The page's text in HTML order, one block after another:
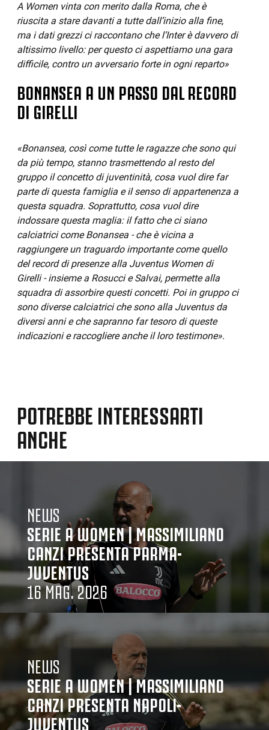
A Women vinta con merito dalla Roma, che è
riuscita a stare davanti a tutte dall’inizio alla fine,
ma i dati grezzi ci raccontano che l’Inter è davvero di
altissimo livello: per questo ci aspettiamo una gara
difficile, contro un avversario forte in ogni reparto»
BONANSEA A UN PASSO DAL RECORD
DI GIRELLI
«Bonansea, così come tutte le ragazze che sono qui
da più tempo, stanno trasmettendo al resto del
gruppo il concetto di juventinità, cosa vuol dire far
parte di questa famiglia e il senso di appartenenza a
questa squadra. Soprattutto, cosa vuol dire
indossare questa maglia: il fatto che ci siano
calciatrici come Bonansea - che è vicina a
raggiungere un traguardo importante come quello
del record di presenze alla Juventus Women di
Girelli - insieme a Rosucci e Salvai, permette alla
squadra di assorbire questi concetti. Poi in gruppo ci
sono diverse calciatrici che sono alla Juventus da
diversi anni e che sapranno far tesoro di queste
indicazioni e raccogliere anche il loro testimone».
POTREBBE INTERESSARTI
ANCHE
NEWS
SERIE A WOMEN | MASSIMILIANO
CANZI PRESENTA PARMA-
JUVENTUS
16 MAG. 2026
NEWS
SERIE A WOMEN | MASSIMILIANO
CANZI PRESENTA NAPOLI-
JUVENTUS